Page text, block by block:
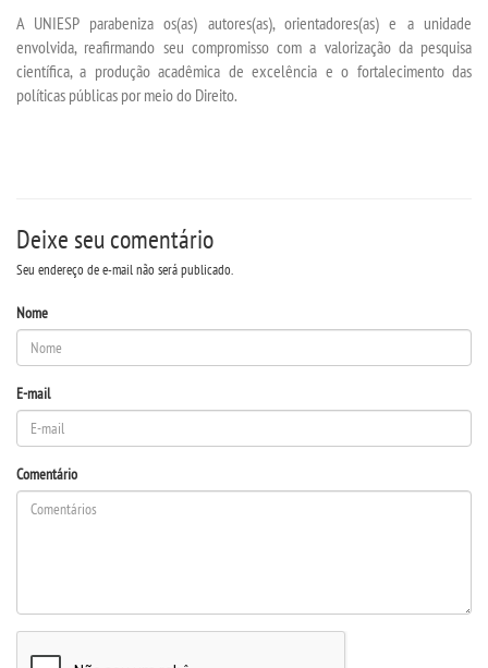
UNIESP
TRABALHE CONOSCO
A UNIESP parabeniza os(as) autores(as), orientadores(as) e a unidade
envolvida, reafirmando seu compromisso com a valorização da pesquisa
científica, a produção acadêmica de excelência e o fortalecimento das
políticas públicas por meio do Direito.
Deixe seu comentário
Seu endereço de e-mail não será publicado.
Nome
E-mail
Comentário